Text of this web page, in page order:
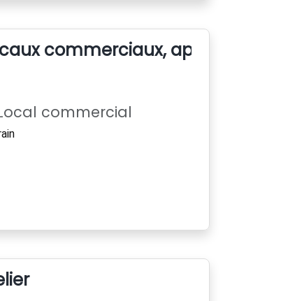
commerciaux,
commercial